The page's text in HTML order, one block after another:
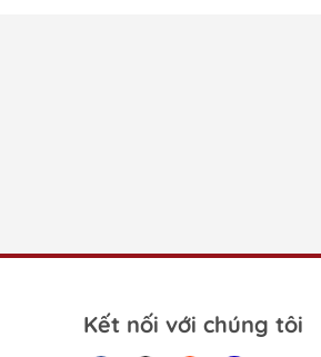
Kết nối với chúng tôi